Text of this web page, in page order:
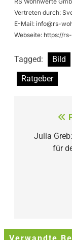
Vertreten durch:
E-Mail: info@rs-
Webseite: https://
Tagged: Bild
Ratgeber
Julia
für